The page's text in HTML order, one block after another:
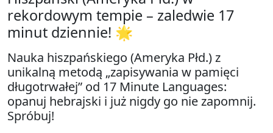
rekordowym tempie – zaledwie 17
minut dziennie! 🌟
Nauka hiszpańskiego (Ameryka Płd.) z
unikalną metodą „zapisywania w pamięci
długotrwałej” od 17 Minute Languages:
opanuj hebrajski i już nigdy go nie zapomnij.
Spróbuj!